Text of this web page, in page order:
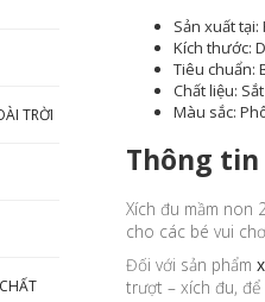
Sản xuất tại:
Kích thước:
Tiêu chuẩn:
Chất liệu:
Màu sắc:
Thông tin
Xích đu mầm non
cho các bé vui
Đối với sản phẩm
trượt – xích đu,
TRỜI